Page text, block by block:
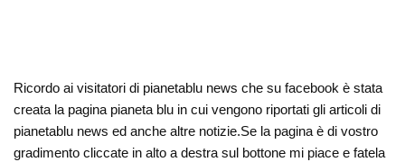
Ricordo ai visitatori di pianetablu news che su facebook è stata
creata la pagina pianeta blu in cui vengono riportati gli articoli di
pianetablu news ed anche altre notizie.Se la pagina è di vostro
gradimento cliccate in alto a destra sul bottone mi piace e fatela